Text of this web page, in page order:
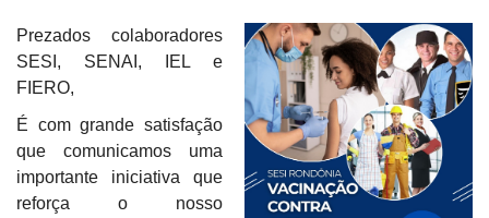
Prezados colaboradores
SESI, SENAI, IEL e
FIERO,
É com grande satisfação
que comunicamos uma
importante iniciativa que
reforça o nosso